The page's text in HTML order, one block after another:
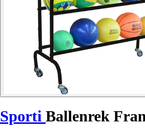
Sporti Ballenrek